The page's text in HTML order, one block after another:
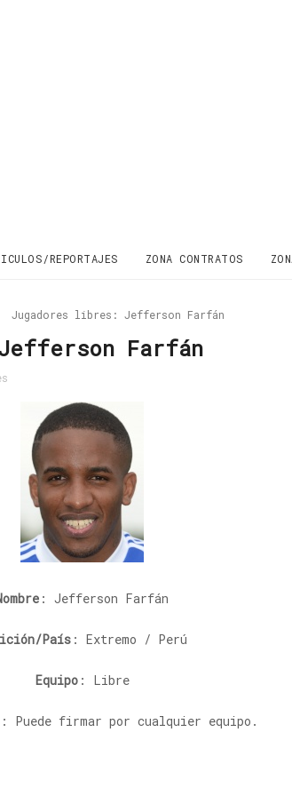
REPORTAJES ZONA CONTRATOS
Jugadores libres: Jefferson Farfán
Farfán
: Jefferson Farfán
País : Extremo / Perú
Equipo: Libre
: Puede firmar por cualquier equipo.